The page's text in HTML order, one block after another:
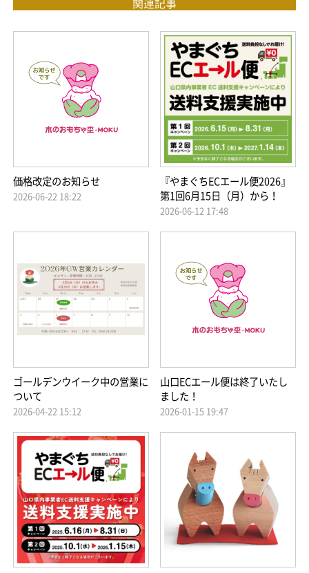
価格改定のお知らせ
2026-06-22 18:22
『やまぐちECエール便2026』
第1回6月15日（月）から！
2026-06-12 17:48
ゴールデンウイーク中の営業に
ついて
2026-04-22 15:12
山口ECエール便は終了いたし
ました！
2026-01-15 19:47